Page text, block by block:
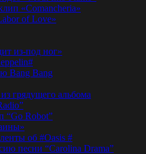
«Comancheria»
of Love»
из-под ног»
Bang Bang
грядущего альбома
“Go Robot”
об #Oasis #
песни “Carolina Drama”